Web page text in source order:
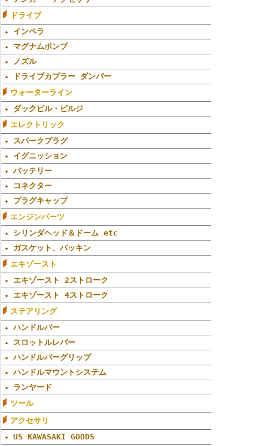
ドライブ
インペラ
マグナムポンプ
ノズル
ドライブカプラー ダンパー
ウォーターライン
ダックビル・ビルジ
エレクトリック
スパークプラグ
イグニッション
バッテリー
コネクター
プラグキャップ
エンジンパーツ
シリンダヘッド＆ドーム etc
ガスケット、パッキン
エキゾースト
エキゾースト 2ストローク
エキゾースト 4ストローク
ステアリング
ハンドルバー
スロットルレバー
ハンドルバーグリップ
ハンドルマウントシステム
ランヤード
ツール
アクセサリ
US KAWASAKI GOODS